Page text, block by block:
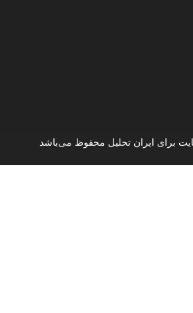
برای ایران تحلیل محفوظ می‌باشد